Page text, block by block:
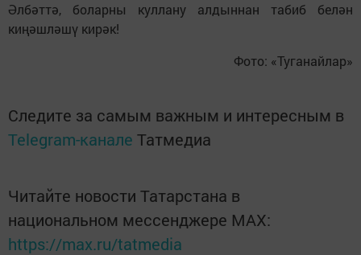
Әлбәттә, боларны куллану алдыннан табиб белән
киңәшләшү кирәк!
Фото: «Туганайлар»
Следите за самым важным и интересным в
Telegram-канале Татмедиа
Читайте новости Татарстана в
национальном мессенджере MАХ:
https://max.ru/tatmedia